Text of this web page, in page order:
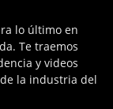
lo último en
Te traemos
y videos
la industria del